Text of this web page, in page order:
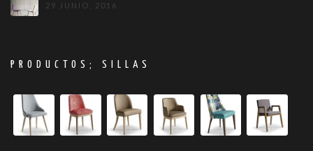
29 JUNIO, 2016
PRODUCTOS; SILLAS